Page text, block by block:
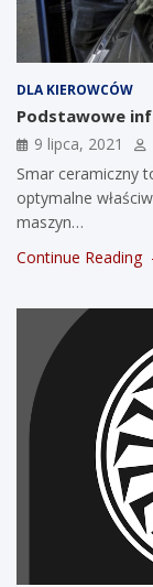
DLA KIEROWCÓW
Podstawowe
9 lipca, 2021
Smar ceramiczny
optymalne
maszyn…
Continue Reading